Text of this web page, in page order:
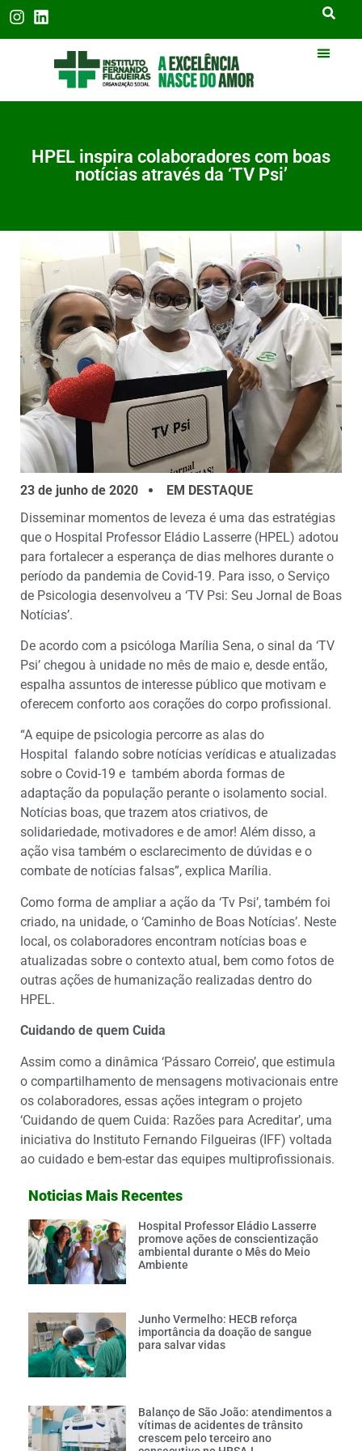
HPEL inspira colaboradores com boas
notícias através da ‘TV Psi’
23 de junho de 2020
EM DESTAQUE
Disseminar momentos de leveza é uma das estratégias
que o Hospital Professor Eládio Lasserre (HPEL) adotou
para fortalecer a esperança de dias melhores durante o
período da pandemia de Covid-19. Para isso, o Serviço
de Psicologia desenvolveu a ‘TV Psi: Seu Jornal de Boas
Notícias’.
De acordo com a psicóloga Marília Sena, o sinal da ‘TV
Psi’ chegou à unidade no mês de maio e, desde então,
espalha assuntos de interesse público que motivam e
oferecem conforto aos corações do corpo profissional.
“A equipe de psicologia percorre as alas do
Hospital falando sobre notícias verídicas e atualizadas
sobre o Covid-19 e também aborda formas de
adaptação da população perante o isolamento social.
Notícias boas, que trazem atos criativos, de
solidariedade, motivadores e de amor! Além disso, a
ação visa também o esclarecimento de dúvidas e o
combate de notícias falsas”, explica Marília.
Como forma de ampliar a ação da ‘Tv Psi’, também foi
criado, na unidade, o ‘Caminho de Boas Notícias’. Neste
local, os colaboradores encontram notícias boas e
atualizadas sobre o contexto atual, bem como fotos de
outras ações de humanização realizadas dentro do
HPEL.
Cuidando de quem Cuida
Assim como a dinâmica ‘Pássaro Correio’, que estimula
o compartilhamento de mensagens motivacionais entre
os colaboradores, essas ações integram o projeto
‘Cuidando de quem Cuida: Razões para Acreditar’, uma
iniciativa do Instituto Fernando Filgueiras (IFF) voltada
ao cuidado e bem-estar das equipes multiprofissionais.
Noticias Mais Recentes
Hospital Professor Eládio Lasserre
promove ações de conscientização
ambiental durante o Mês do Meio
Ambiente
Junho Vermelho: HECB reforça
importância da doação de sangue
para salvar vidas
Balanço de São João: atendimentos a
vítimas de acidentes de trânsito
crescem pelo terceiro ano